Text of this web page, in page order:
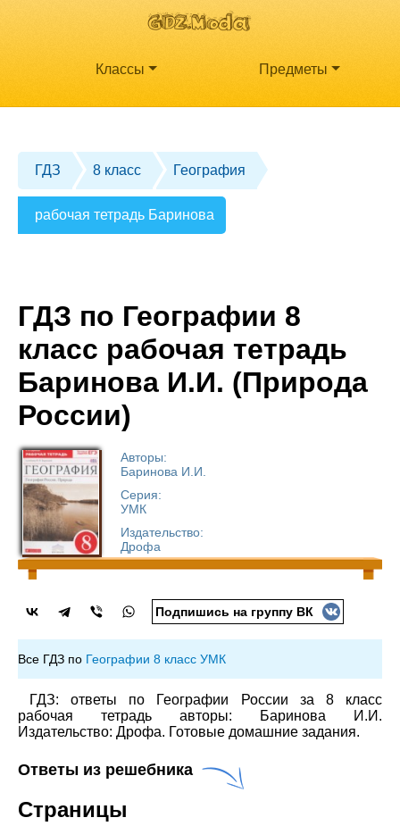
Классы Предметы
ГДЗ 8 класс География
рабочая тетрадь Баринова
ГДЗ по Географии 8
класс рабочая тетрадь
Баринова И.И. (Природа
России)
Авторы:
Баринова И.И.
Серия:
УМК
Издательство:
Дрофа
Подпишись на группу ВК
Все ГДЗ по Географии 8 класс УМК
ГДЗ: ответы по Географии России за 8 класс
рабочая тетрадь авторы: Баринова И.И.
Издательство: Дрофа. Готовые домашние задания.
Ответы из решебника
Страницы